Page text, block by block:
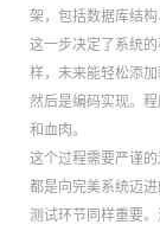
架，包括数据库结构
这一步决定了系统
样，未来能轻松添加
然后是编码实现。
和血肉。
这个过程需要严谨
都是向完美系统迈进
测试环节同样重要